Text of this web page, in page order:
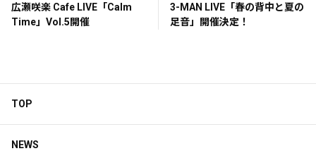
広瀬咲楽 Cafe LIVE「Calm
Time」Vol.5開催
3-MAN LIVE「春の背中と夏の
足音」開催決定！
TOP
NEWS